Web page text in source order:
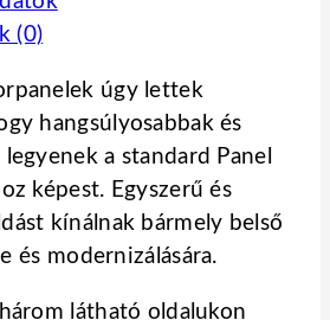
(0)
úgy lettek
hangsúlyosabbak és
a standard Panel
képest. Egyszerű és
kínálnak bármely belső
és modernizálására.
látható oldalukon